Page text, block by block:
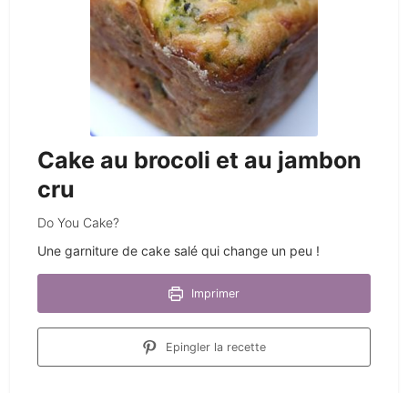
Cake au brocoli et au jambon
cru
Do You Cake?
Une garniture de cake salé qui change un peu !
Imprimer
Epingler la recette